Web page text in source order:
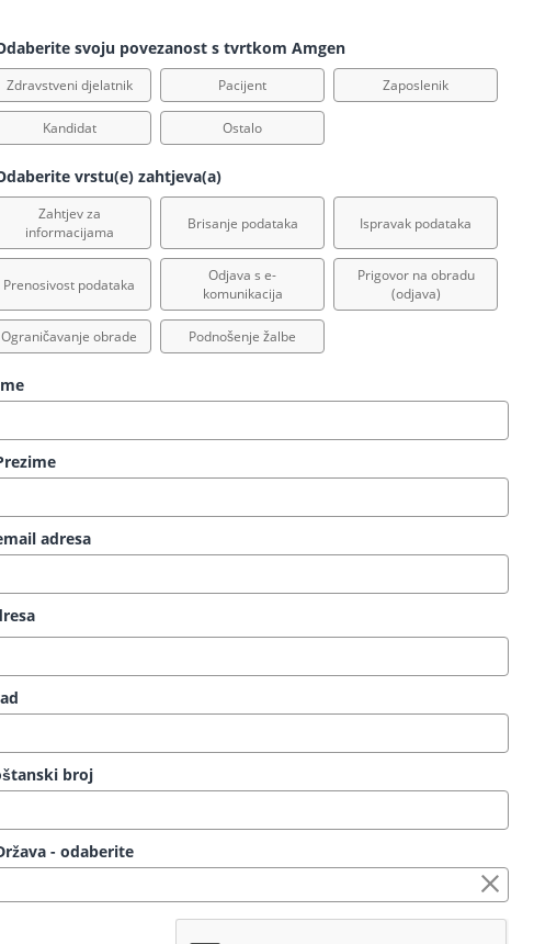
svoju povezanost s tvrtkom Amgen
Zdravstveni djelatnik Pacijent Zaposlenik
Kandidat Ostalo
vrstu(e) zahtjeva(a)
Zahtjev za
informacijama
Brisanje podataka Ispravak podataka
Prenosivost podataka
Odjava s e-
komunikacija
Prigovor na obradu
(odjava)
Ograničavanje obrade Podnošenje žalbe
adresa
broj
- odaberite